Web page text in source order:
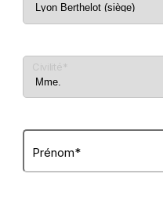
Civilité *
Prénom*